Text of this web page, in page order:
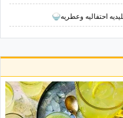
احتفالیه وعطریه🍚